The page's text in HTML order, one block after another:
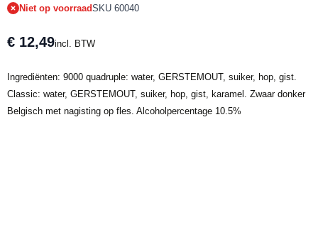
Niet op voorraadSKU 60040
€ 12,49incl. BTW
Ingrediënten: 9000 quadruple: water, GERSTEMOUT, suiker, hop, gist.
Classic: water, GERSTEMOUT, suiker, hop, gist, karamel. Zwaar donker
Belgisch met nagisting op fles. Alcoholpercentage 10.5%